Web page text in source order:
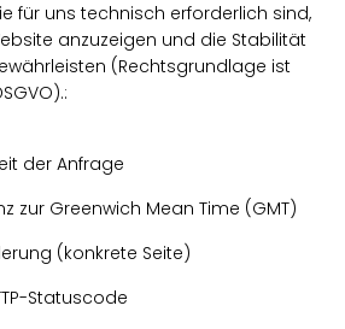
für uns technisch erforderlich sind,
anzuzeigen und die Stabilität
(Rechtsgrundlage ist
der Anfrage
zur Greenwich Mean Time (GMT)
(konkrete Seite)
Statuscode